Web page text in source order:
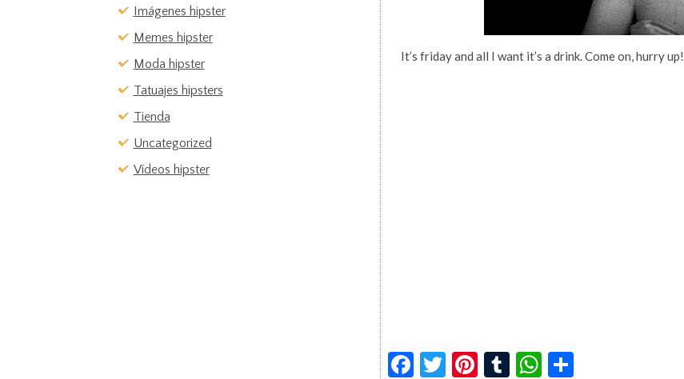
Imágenes hipster
Memes hipster
Moda hipster
Tatuajes hipsters
Tienda
Uncategorized
Vídeos hipster
It’s friday and all I want it’s a drink. Come on, hurry up!
Facebook
Twitter
Pinterest
TumblrWhatsApp
Compartir